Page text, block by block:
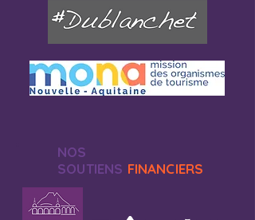
NOS
SOUTIENS FINANCIERS